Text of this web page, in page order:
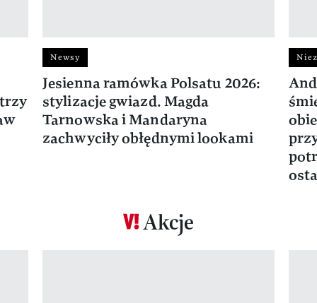
Newsy
Jesienna ramówka Polsatu 2026:
stylizacje gwiazd. Magda
Tarnowska i Mandaryna
zachwyciły obłędnymi lookami
Akcje